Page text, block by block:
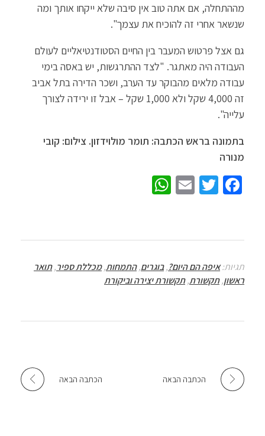
מההתחלה, אם אתה טוב אין סיבה שלא ייקחו אותך ומה
שנשאר אחרי זה להוכיח את עצמך".
גם אצל פרטוש המעבר בין החיים הסטודנטיאליים לעולם
העבודה היה מאתגר. "לצד ההתרגשות, יש באסה בימי
עבודה מלאים מהבוקר עד הערב, ושכר הדירה בתל אביב
זה 4,000 שקל ולא 1,000 שקל – אבל זו ירידה לצורך
עלייה".
בתמונה בראש הכתבה: תומר מולוידזון. צילום: קובי
מנורה
Fa
o
o
k
T
er
E
sA
p
p
תגיות:איפה הם היום?,בוגרים,התמחות,מכללת ספיר,תואר
ראשון,תקשורת,תקשורת יצירה וביקורת
הכתבה הבאה הכתבה הבאה